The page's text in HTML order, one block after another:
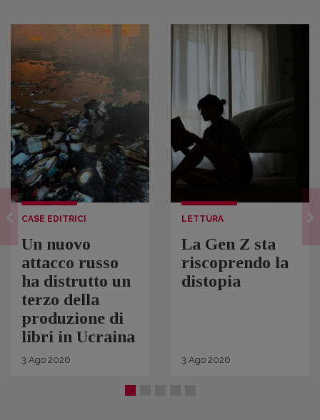
CASE EDITRICI
Un nuovo
attacco russo
ha distrutto un
terzo della
produzione di
libri in Ucraina
3 Ago 2026
LETTURA
La Gen Z sta
riscoprendo la
distopia
3 Ago 2026